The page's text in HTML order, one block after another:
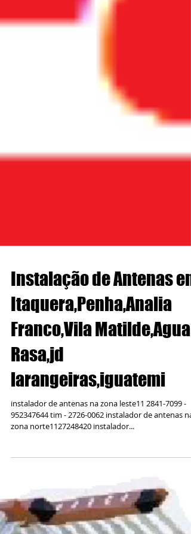
Instalação de Antenas em
Itaquera,Penha,Analia
Franco,Vila Matilde,Agua
Rasa,jd
larangeiras,iguatemi
instalador de antenas na zona leste11 2841-7099 -